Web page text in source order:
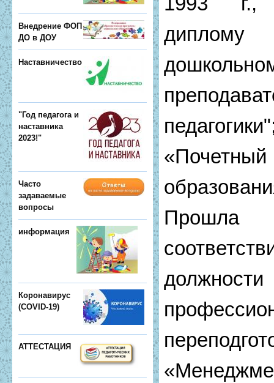
Внедрение ФОП
ДО в ДОУ
Наставничество
"Год педагога и
наставника
2023!"
Часто
задаваемые
вопросы
информация
Коронавирус
(COVID-19)
АТТЕСТАЦИЯ
Прошла